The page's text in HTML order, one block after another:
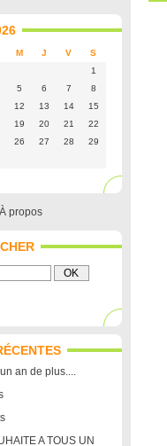
M J V
S
1
5 6 7
8
12 13 14
15
19 20 21
22
26 27 28
29
À propos
an de plus....
A TOUS UN